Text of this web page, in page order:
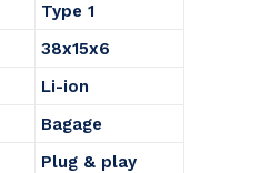
Type 1
38x15x6
Li-ion
Bagage
Plug & play